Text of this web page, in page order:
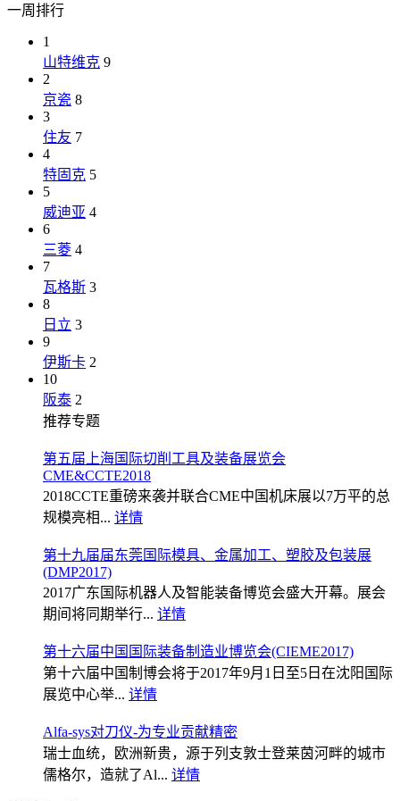
一周排行
1
山特维克 9
2
京瓷 8
3
住友 7
4
特固克 5
5
威迪亚 4
6
三菱 4
7
瓦格斯 3
8
日立 3
9
伊斯卡 2
10
阪泰 2
推荐专题
第五届上海国际切削工具及装备展览会
CME&CCTE2018
2018CCTE重磅来袭并联合CME中国机床展以7万平的总
规模亮相... 详情
第十九届届东莞国际模具、金属加工、塑胶及包装展
(DMP2017)
2017广东国际机器人及智能装备博览会盛大开幕。展会
期间将同期举行... 详情
第十六届中国国际装备制造业博览会(CIEME2017)
第十六届中国制博会将于2017年9月1日至5日在沈阳国际
展览中心举... 详情
Alfa-sys对刀仪-为专业贡献精密
瑞士血统，欧洲新贵，源于列支敦士登莱茵河畔的城市
儒格尔，造就了Al... 详情